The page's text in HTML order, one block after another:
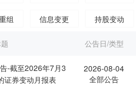
组 信息变更 持股变动
公告日/类型
-截至2026年7月3
证券变动月报表
2026-08-04
全部公告